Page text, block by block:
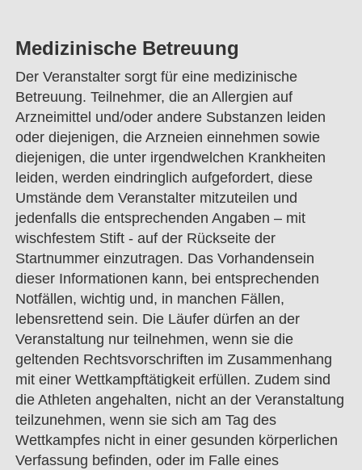
Medizinische Betreuung
Der Veranstalter sorgt für eine medizinische
Betreuung. Teilnehmer, die an Allergien auf
Arzneimittel und/oder andere Substanzen leiden
oder diejenigen, die Arzneien einnehmen sowie
diejenigen, die unter irgendwelchen Krankheiten
leiden, werden eindringlich aufgefordert, diese
Umstände dem Veranstalter mitzuteilen und
jedenfalls die entsprechenden Angaben – mit
wischfestem Stift - auf der Rückseite der
Startnummer einzutragen. Das Vorhandensein
dieser Informationen kann, bei entsprechenden
Notfällen, wichtig und, in manchen Fällen,
lebensrettend sein. Die Läufer dürfen an der
Veranstaltung nur teilnehmen, wenn sie die
geltenden Rechtsvorschriften im Zusammenhang
mit einer Wettkampftätigkeit erfüllen. Zudem sind
die Athleten angehalten, nicht an der Veranstaltung
teilzunehmen, wenn sie sich am Tag des
Wettkampfes nicht in einer gesunden körperlichen
Verfassung befinden, oder im Falle eines